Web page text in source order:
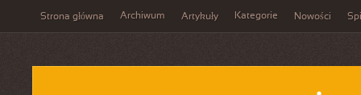
Strona główna Archiwum Artykuły Kategorie Nowości